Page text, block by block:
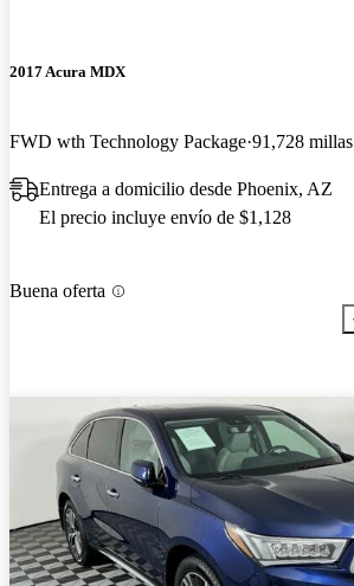
2017 Acura MDX
FWD wth Technology Package 91,728 millas
Entrega a domicilio desde Phoenix, AZ
El precio incluye envío de $1,128
Buena oferta